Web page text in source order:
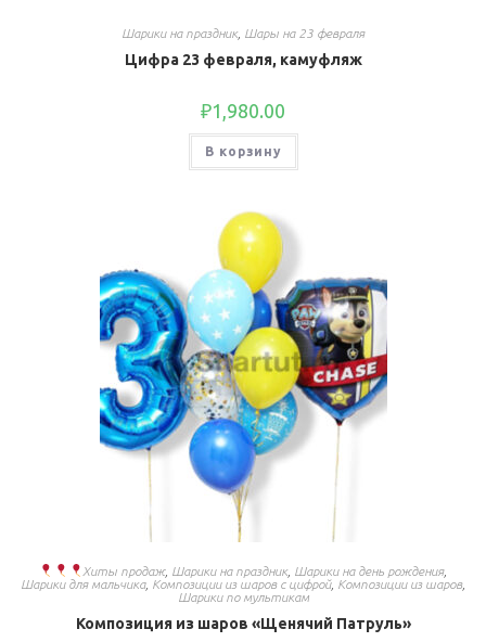
Шарики на праздник, Шары на 23 февраля
Цифра 23 февраля, камуфляж
₽1,980.00
В корзину
Хиты продаж, Шарики на праздник, Шарики на день рождения,
Шарики для мальчика, Композиции из шаров с цифрой, Композиции из шаров,
Шарики по мультикам
Композиция из шаров «Щенячий Патруль»